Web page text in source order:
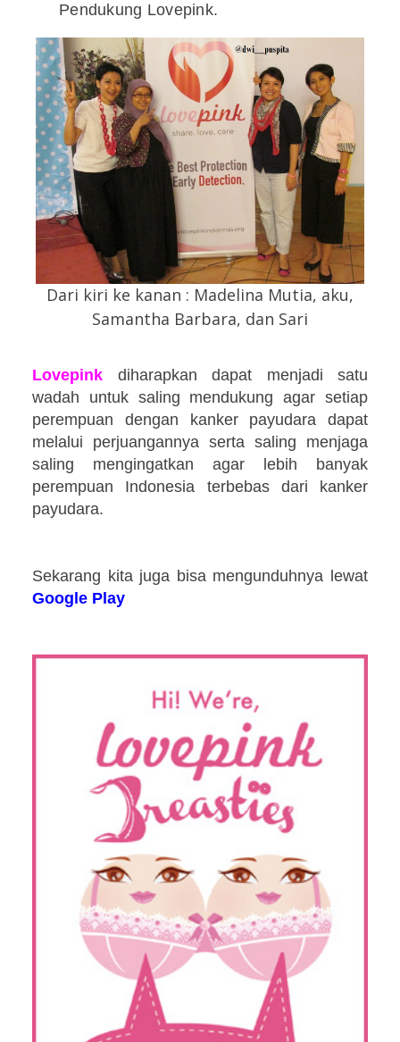
Pendukung Lovepink.
Dari kiri ke kanan : Madelina Mutia, aku,
Samantha Barbara, dan Sari
Lovepink diharapkan dapat menjadi satu
wadah untuk saling mendukung agar setiap
perempuan dengan kanker payudara dapat
melalui perjuangannya serta saling menjaga
saling mengingatkan agar lebih banyak
perempuan Indonesia terbebas dari kanker
payudara.
Sekarang kita juga bisa mengunduhnya lewat
Google Play